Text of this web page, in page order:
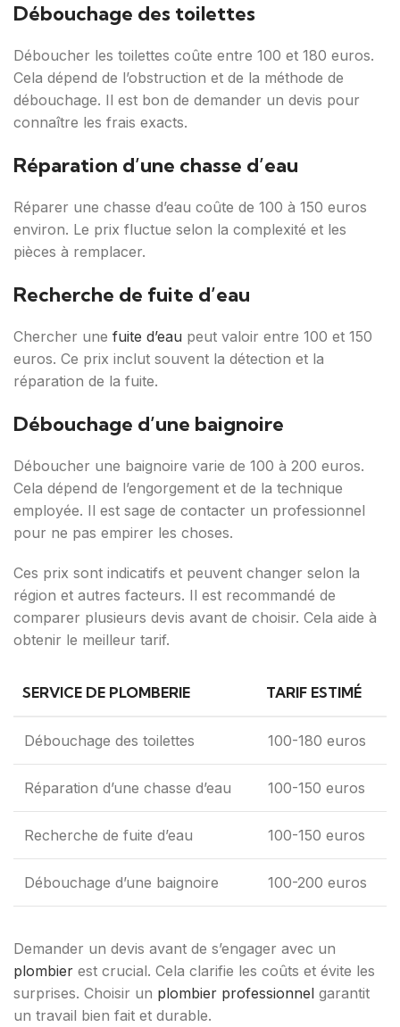
Débouchage des toilettes
Déboucher les toilettes coûte entre 100 et 180 euros.
Cela dépend de l’obstruction et de la méthode de
débouchage. Il est bon de demander un devis pour
connaître les frais exacts.
Réparation d’une chasse d’eau
Réparer une chasse d’eau coûte de 100 à 150 euros
environ. Le prix fluctue selon la complexité et les
pièces à remplacer.
Recherche de fuite d’eau
Chercher une fuite d’eau peut valoir entre 100 et 150
euros. Ce prix inclut souvent la détection et la
réparation de la fuite.
Débouchage d’une baignoire
Déboucher une baignoire varie de 100 à 200 euros.
Cela dépend de l’engorgement et de la technique
employée. Il est sage de contacter un professionnel
pour ne pas empirer les choses.
Ces prix sont indicatifs et peuvent changer selon la
région et autres facteurs. Il est recommandé de
comparer plusieurs devis avant de choisir. Cela aide à
obtenir le meilleur tarif.
SERVICE DE PLOMBERIE TARIF ESTIMÉ
Débouchage des toilettes 100-180 euros
Réparation d’une chasse d’eau 100-150 euros
Recherche de fuite d’eau 100-150 euros
Débouchage d’une baignoire 100-200 euros
Demander un devis avant de s’engager avec un
plombier est crucial. Cela clarifie les coûts et évite les
surprises. Choisir un plombier professionnel garantit
un travail bien fait et durable.